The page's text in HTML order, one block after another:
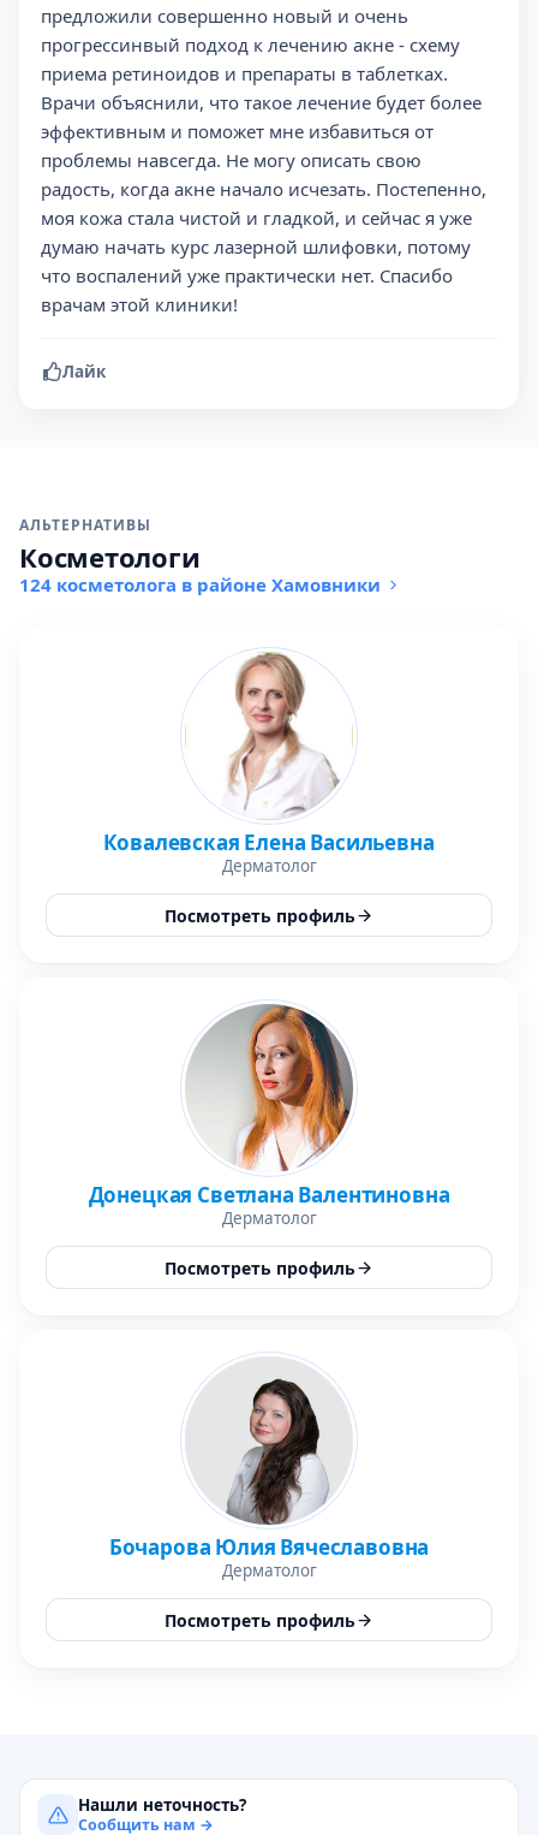
предложили совершенно новый и очень
прогрессинвый подход к лечению акне - схему
приема ретиноидов и препараты в таблетках.
Врачи объяснили, что такое лечение будет более
эффективным и поможет мне избавиться от
проблемы навсегда. Не могу описать свою
радость, когда акне начало исчезать. Постепенно,
моя кожа стала чистой и гладкой, и сейчас я уже
думаю начать курс лазерной шлифовки, потому
что воспалений уже практически нет. Спасибо
врачам этой клиники!
Лайк
АЛЬТЕРНАТИВЫ
Косметологи
124 косметолога в районе Хамовники
Ковалевская Елена Васильевна
Дерматолог
Посмотреть профиль
Донецкая Светлана Валентиновна
Дерматолог
Посмотреть профиль
Бочарова Юлия Вячеславовна
Дерматолог
Посмотреть профиль
Нашли неточность?
Сообщить нам →